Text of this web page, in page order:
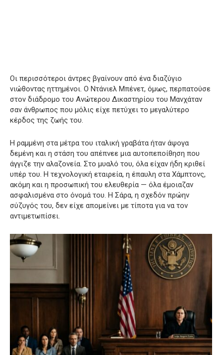
Οι περισσότεροι άντρες βγαίνουν από ένα διαζύγιο
νιώθοντας ηττημένοι. Ο Ντάνιελ Μπένετ, όμως, περπατούσε
στον διάδρομο του Ανώτερου Δικαστηρίου του Μανχάταν
σαν άνθρωπος που μόλις είχε πετύχει το μεγαλύτερο
κέρδος της ζωής του.
Η ραμμένη στα μέτρα του ιταλική γραβάτα ήταν άψογα
δεμένη και η στάση του απέπνεε μια αυτοπεποίθηση που
άγγιζε την αλαζονεία. Στο μυαλό του, όλα είχαν ήδη κριθεί
υπέρ του. Η τεχνολογική εταιρεία, η έπαυλη στα Χάμπτονς,
ακόμη και η προσωπική του ελευθερία — όλα έμοιαζαν
ασφαλισμένα στο όνομά του. Η Σάρα, η σχεδόν πρώην
σύζυγός του, δεν είχε απομείνει με τίποτα για να τον
αντιμετωπίσει.